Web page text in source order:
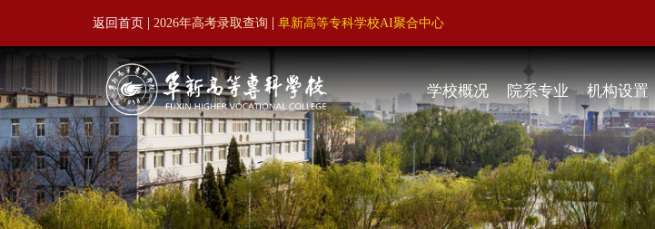
返回首页 | 2026年高考录取查询 | 阜新高等专科学校AI聚合中心
学校概况 院系专业 机构设置